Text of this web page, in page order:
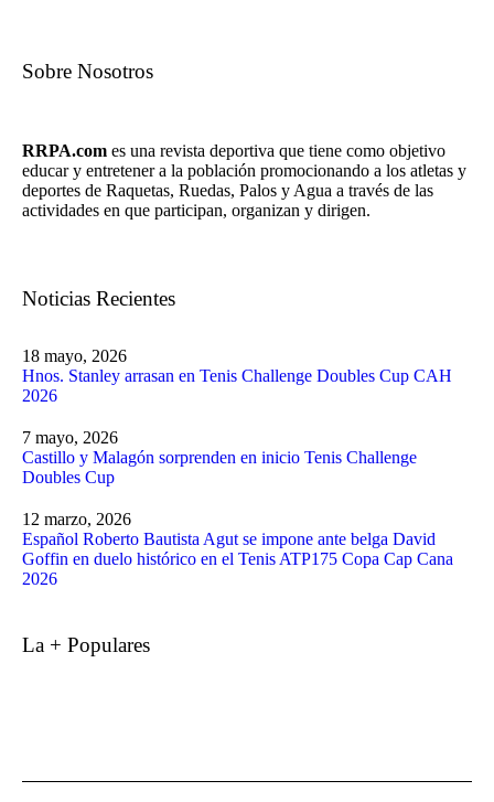
Sobre Nosotros
RRPA.com es una revista deportiva que tiene como objetivo
educar y entretener a la población promocionando a los atletas y
deportes de Raquetas, Ruedas, Palos y Agua a través de las
actividades en que participan, organizan y dirigen.
Noticias Recientes
18 mayo, 2026
Hnos. Stanley arrasan en Tenis Challenge Doubles Cup CAH
2026
7 mayo, 2026
Castillo y Malagón sorprenden en inicio Tenis Challenge
Doubles Cup
12 marzo, 2026
Español Roberto Bautista Agut se impone ante belga David
Goffin en duelo histórico en el Tenis ATP175 Copa Cap Cana
2026
La + Populares